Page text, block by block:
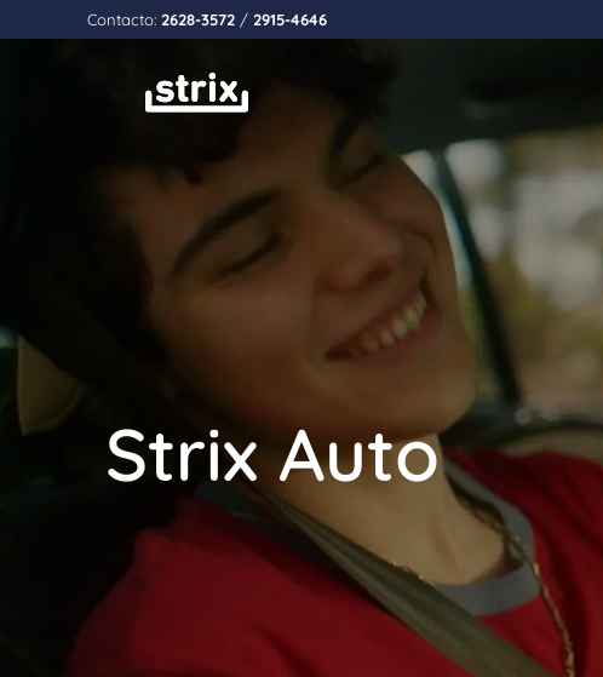
Contacto: 2628-3572 / 2915-4646
Strix Auto